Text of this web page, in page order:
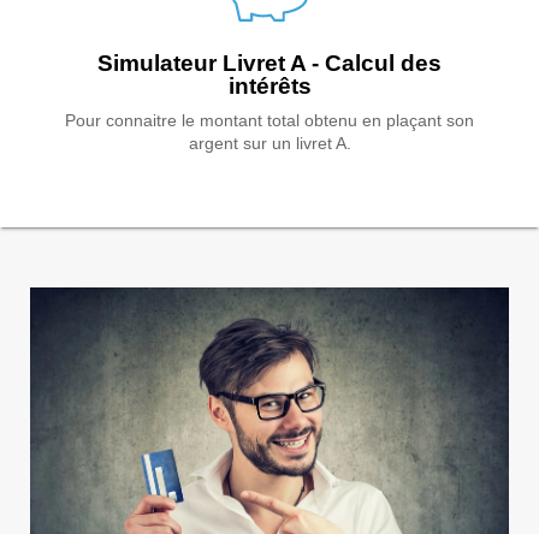
Simulateur Livret A - Calcul des
intérêts
Pour connaitre le montant total obtenu en plaçant son
argent sur un livret A.